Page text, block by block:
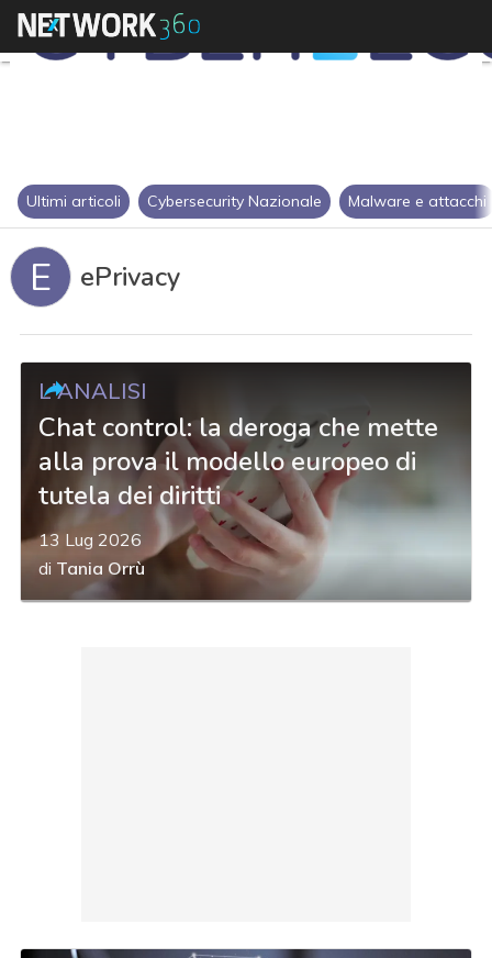
Ultimi articoli Cybersecurity Nazionale Malware e attacchi
E ePrivacy
L'ANALISI
Chat control: la deroga che mette
alla prova il modello europeo di
tutela dei diritti
13 Lug 2026
di Tania Orrù